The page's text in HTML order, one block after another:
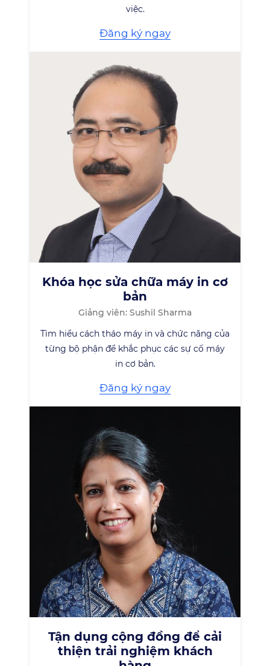
việc.
Đăng ký ngay
Khóa học sửa chữa máy in cơ
bản
Giảng viên: Sushil Sharma
Tìm hiểu cách tháo máy in và chức năng của
từng bộ phận để khắc phục các sự cố máy
in cơ bản.
Đăng ký ngay
Tận dụng cộng đồng để cải
thiện trải nghiệm khách